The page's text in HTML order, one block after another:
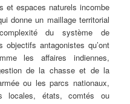
et espaces naturels incombe
donne un maillage territorial
du système de
antagonistes qu’ont
les affaires indiennes,
de la chasse et de la
ou les parcs nationaux,
locales, états, comtés ou